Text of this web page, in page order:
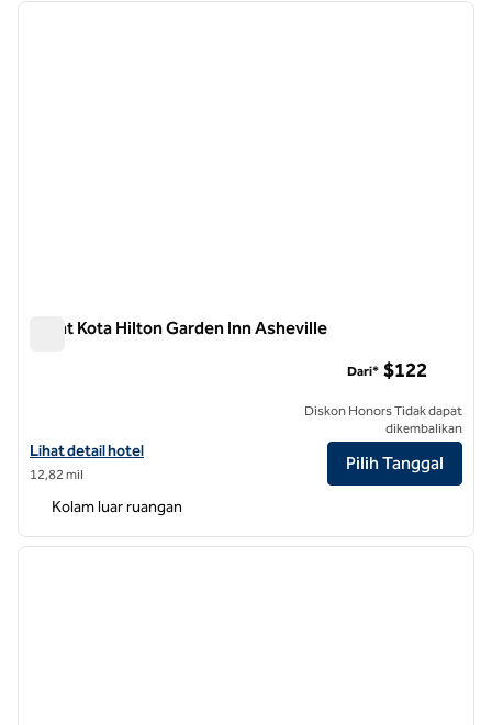
1 dari 11
Pusat Kota Hilton Garden Inn Asheville
Lihat detail hotel untuk Hilton Garden Inn Asheville Downtown
Lihat detail hotel
12,82 mil
Dari* $122
Diskon Honors Tidak dapat
dikembalikan
Pilih Tanggal
Kolam luar ruangan
1 dari 12